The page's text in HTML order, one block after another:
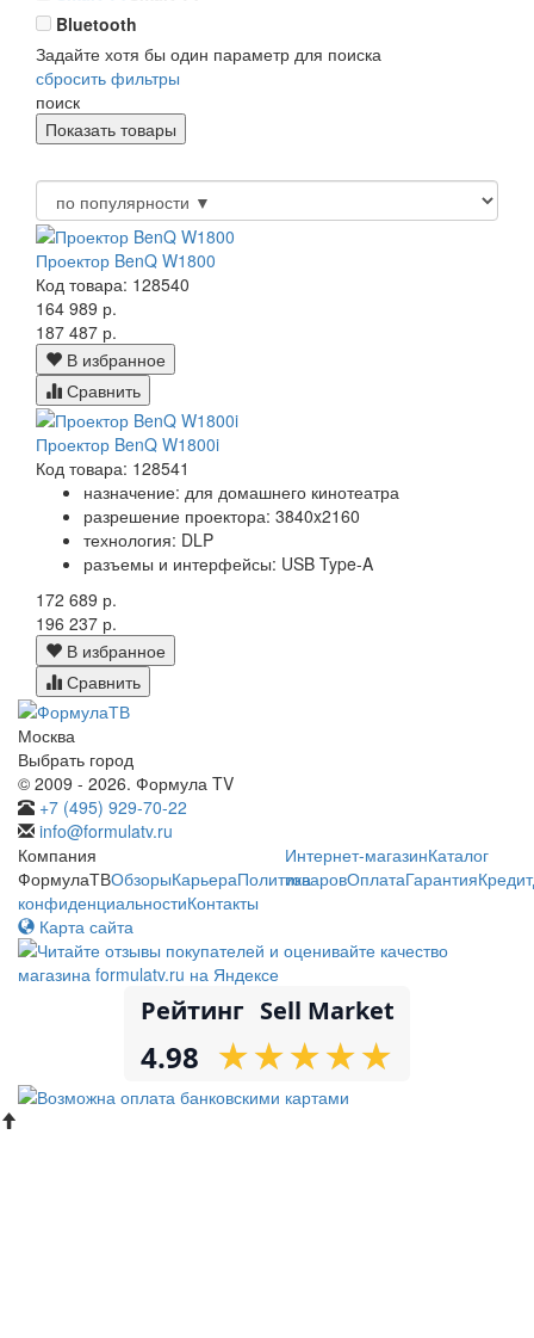
Bluetooth
Задайте хотя бы один параметр для поиска
сбросить фильтры
поиск
Проектор BenQ W1800
Код товара: 128540
164 989 р.
187 487 р.
В избранное
Сравнить
Проектор BenQ W1800i
Код товара: 128541
назначение: для домашнего кинотеатра
разрешение проектора: 3840x2160
технология: DLP
разъемы и интерфейсы: USB Type-A
172 689 р.
196 237 р.
В избранное
Сравнить
Москва
Выбрать город
© 2009 - 2026. Формула TV
+7 (495) 929-70-22
info@formulatv.ru
Компания
ФормулаТВОбзорыКарьераПолитика
конфиденциальностиКонтакты
Интернет-магазинКаталог
товаровОплатаГарантияКредит
Карта сайта
Рейтинг Sell Market
4.98 ★
★★
★★
★★
★★
★